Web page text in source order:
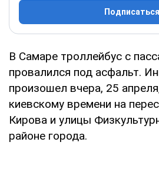
Подписаться
В Самаре троллейбус с
провалился под асфальт.
произошел вчера, 25
киевскому времени на
Кирова и улицы
районе города.